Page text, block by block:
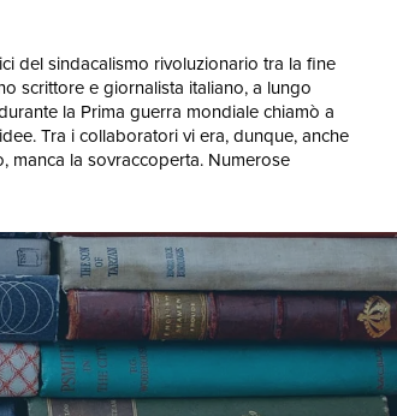
del sindacalismo rivoluzionario tra la fine
scrittore e giornalista italiano, a lungo
la Prima guerra mondiale chiamò a
Tra i collaboratori vi era, dunque, anche
manca la sovraccoperta. Numerose